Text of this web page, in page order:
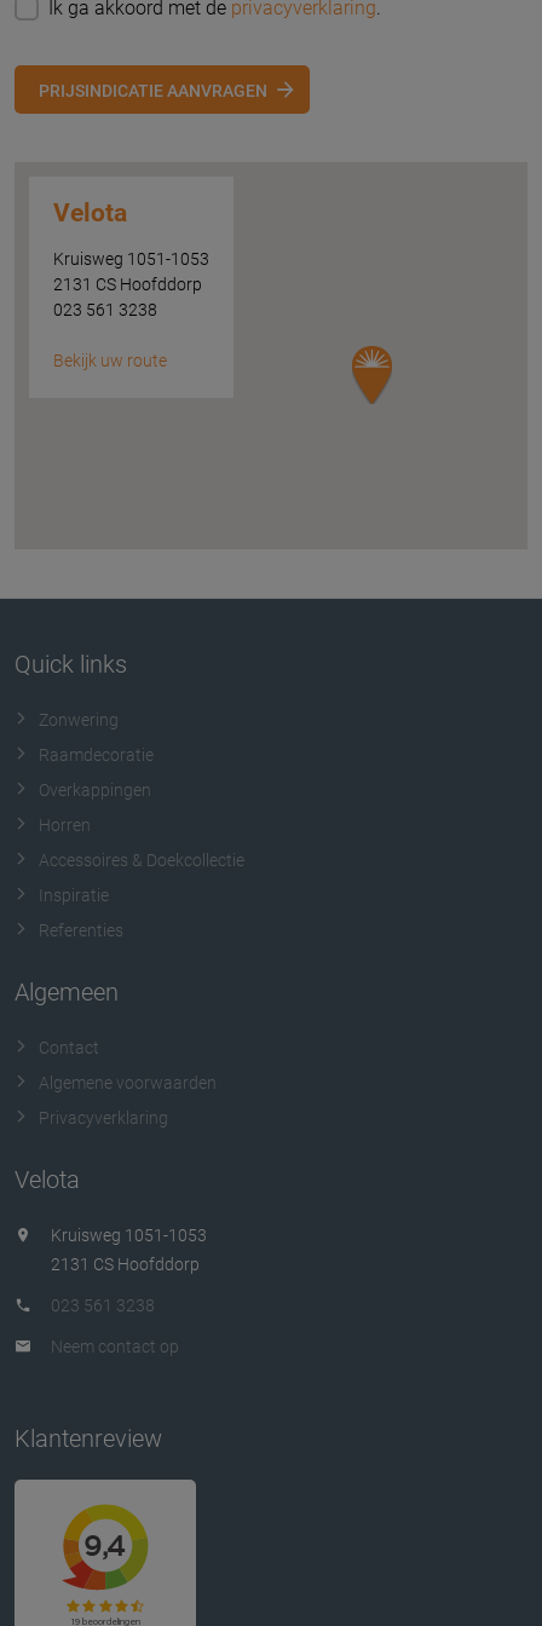
Ik ga akkoord met de privacyverklaring.
PRIJSINDICATIE AANVRAGEN
Velota
Kruisweg 1051-1053
2131 CS Hoofddorp
023 561 3238
Bekijk uw route
Quick links
Zonwering
Raamdecoratie
Overkappingen
Horren
Accessoires & Doekcollectie
Inspiratie
Referenties
Algemeen
Contact
Algemene voorwaarden
Privacyverklaring
Velota
Kruisweg 1051-1053
2131 CS Hoofddorp
023 561 3238
Neem contact op
Klantenreview